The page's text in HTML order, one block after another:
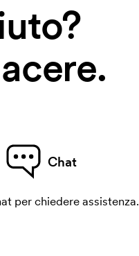
Chat
per chiedere assistenza.